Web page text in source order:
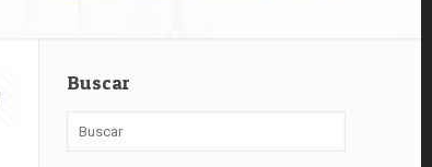
Buscar